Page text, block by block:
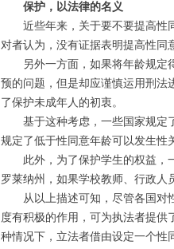
保护，以法律的名义
近些年来，关于要不要提高性
对者认为，没有证据表明提高性同
另外一方面，如果将年龄规
预的问题，但是却应谨慎运用刑法
了保护未成年人的初衷。
基于这种考虑，一些国家规定
规定了低于性同意年龄可以发生性
此外，为了保护学生的权益，
罗莱纳州，如果学校教师、行政人
从以上描述可知，尽管各国对
度有积极的作用，可为执法者提
种情况下，立法者借由设定一个性